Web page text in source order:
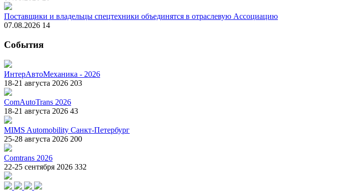
Поставщики и владельцы спецтехники объединятся в отраслевую Ассоциацию
07.08.2026 14
События
ИнтерАвтоМеханика - 2026
18-21 августа 2026 203
ComAutoTrans 2026
18-21 августа 2026 43
MIMS Automobility Санкт-Петербург
25-28 августа 2026 200
Comtrans 2026
22-25 сентября 2026 332